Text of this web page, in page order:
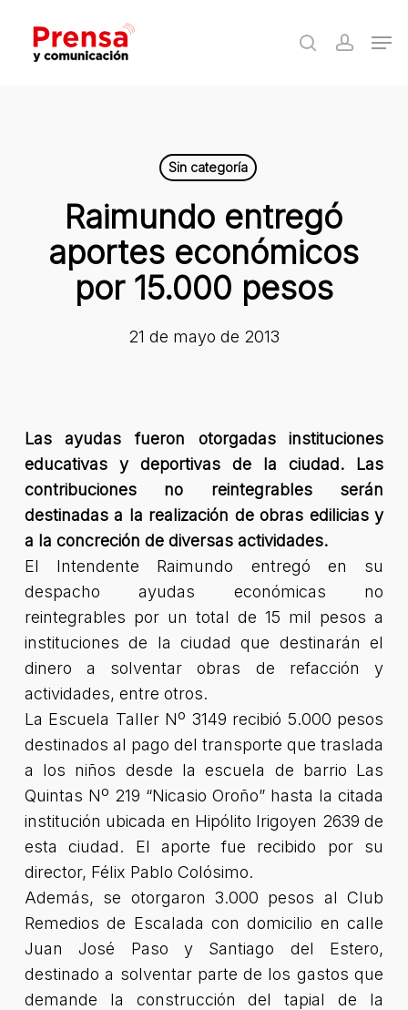
main
search
Sin categoría
Raimundo entregó
aportes económicos
por 15.000 pesos
21 de mayo de 2013
Las ayudas fueron otorgadas instituciones
educativas y deportivas de la ciudad. Las
contribuciones no reintegrables serán
destinadas a la realización de obras edilicias y
a la concreción de diversas actividades.
El Intendente Raimundo entregó en su
despacho ayudas económicas no
reintegrables por un total de 15 mil pesos a
instituciones de la ciudad que destinarán el
dinero a solventar obras de refacción y
actividades, entre otros.
La Escuela Taller Nº 3149 recibió 5.000 pesos
destinados al pago del transporte que traslada
a los niños desde la escuela de barrio Las
Quintas Nº 219 “Nicasio Oroño” hasta la citada
institución ubicada en Hipólito Irigoyen 2639 de
esta ciudad. El aporte fue recibido por su
director, Félix Pablo Colósimo.
Además, se otorgaron 3.000 pesos al Club
Remedios de Escalada con domicilio en calle
Juan José Paso y Santiago del Estero,
destinado a solventar parte de los gastos que
demande la construcción del tapial de la